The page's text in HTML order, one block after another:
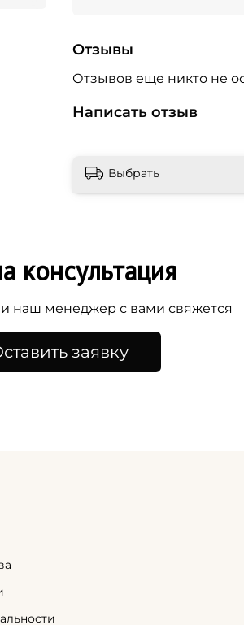
Отзывы
Отзывов еще никто не
Написать отзыв
Выбрать
консультация
и наш менеджер с вами свяжется
заявку